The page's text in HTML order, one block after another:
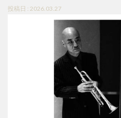
投稿日 : 2026.03.27